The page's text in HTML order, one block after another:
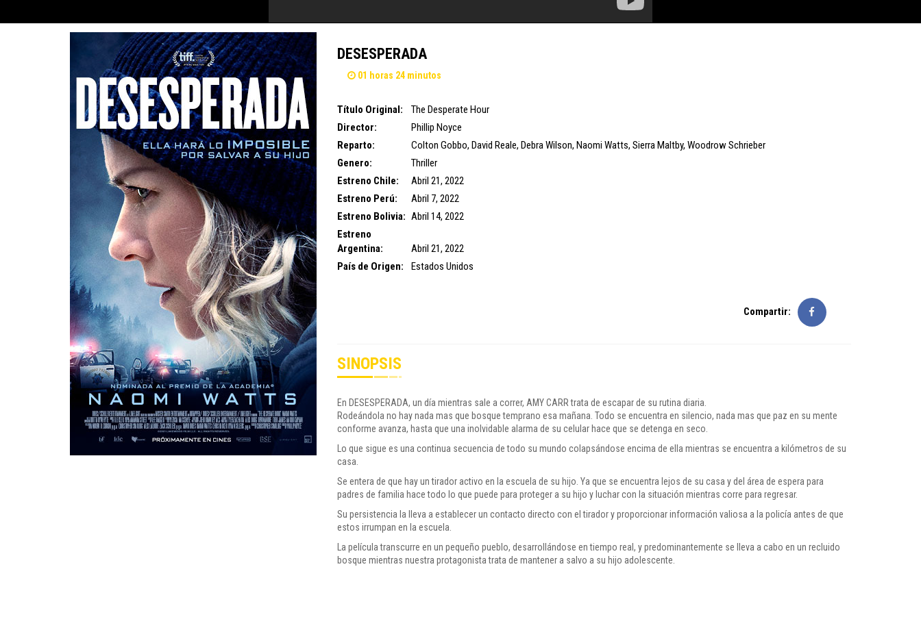
DESESPERADA
01 horas 24 minutos
Título Original:
The Desperate Hour
Director:
Phillip Noyce
Reparto:
Colton Gobbo, David Reale, Debra Wilson, Naomi Watts, Sierra Maltby, Woodrow Schrieber
Genero:
Thriller
Estreno Chile:
Abril 21, 2022
Estreno Perú:
Abril 7, 2022
Estreno Bolivia: Abril 14, 2022
Estreno
Argentina:
Abril 21, 2022
País de Origen:
Estados Unidos
Compartir:
SINOPSIS
En DESESPERADA, un día mientras sale a correr, AMY CARR trata de escapar de su rutina diaria.
Rodeándola no hay nada mas que bosque temprano esa mañana. Todo se encuentra en silencio, nada mas que paz en su mente
conforme avanza, hasta que una inolvidable alarma de su celular hace que se detenga en seco.
Lo que sigue es una continua secuencia de todo su mundo colapsándose encima de ella mientras se encuentra a kilómetros de su
casa.
Se entera de que hay un tirador activo en la escuela de su hijo. Ya que se encuentra lejos de su casa y del área de espera para
padres de familia hace todo lo que puede para proteger a su hijo y luchar con la situación mientras corre para regresar.
Su persistencia la lleva a establecer un contacto directo con el tirador y proporcionar información valiosa a la policía antes de que
estos irrumpan en la escuela.
La película transcurre en un pequeño pueblo, desarrollándose en tiempo real, y predominantemente se lleva a cabo en un recluido
bosque mientras nuestra protagonista trata de mantener a salvo a su hijo adolescente.